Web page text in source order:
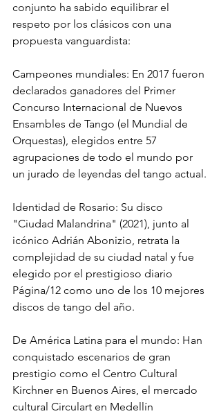
conjunto ha sabido equilibrar el
respeto por los clásicos con una
propuesta vanguardista:
Campeones mundiales: En 2017 fueron
declarados ganadores del Primer
Concurso Internacional de Nuevos
Ensambles de Tango (el Mundial de
Orquestas), elegidos entre 57
agrupaciones de todo el mundo por
un jurado de leyendas del tango actual.
Identidad de Rosario: Su disco
"Ciudad Malandrina" (2021), junto al
icónico Adrián Abonizio, retrata la
complejidad de su ciudad natal y fue
elegido por el prestigioso diario
Página/12 como uno de los 10 mejores
discos de tango del año.
De América Latina para el mundo: Han
conquistado escenarios de gran
prestigio como el Centro Cultural
Kirchner en Buenos Aires, el mercado
cultural Circulart en Medellín